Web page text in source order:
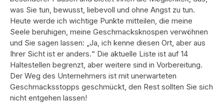
was Sie tun, bewusst, liebevoll und ohne Angst zu tun.
Heute werde ich wichtige Punkte mitteilen, die meine
Seele beruhigen, meine Geschmacksknospen verwöhnen
und Sie sagen lassen: „Ja, ich kenne diesen Ort, aber aus
Ihrer Sicht ist er anders.“ Die aktuelle Liste ist auf 14
Haltestellen begrenzt, aber weitere sind in Vorbereitung.
Der Weg des Unternehmers ist mit unerwarteten
Geschmacksstopps geschmückt, den Rest sollten Sie sich
nicht entgehen lassen!